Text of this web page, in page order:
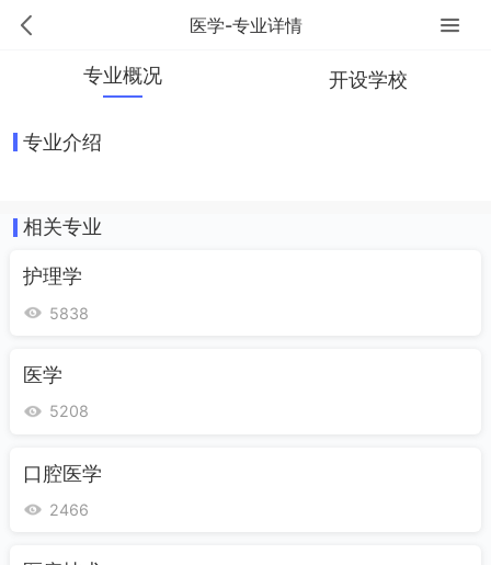
医学-专业详情
专业概况 开设学校
专业介绍
相关专业
护理学
5838
医学
5208
口腔医学
2466